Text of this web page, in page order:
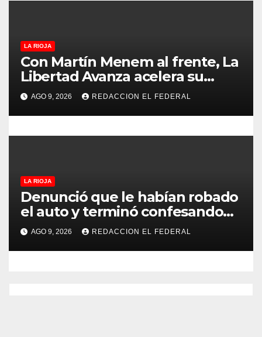
a
a
s
LA RIOJA
Con Martín Menem al frente, La
Libertad Avanza acelera su
despliegue en La Rioja y
desembarcó en Aimogasta
AGO 9, 2026 REDACCION EL FEDERAL
LA RIOJA
Denunció que le habían robado
el auto y terminó confesando
que su hermano lo empeñó por
drogas
AGO 9, 2026 REDACCION EL FEDERAL